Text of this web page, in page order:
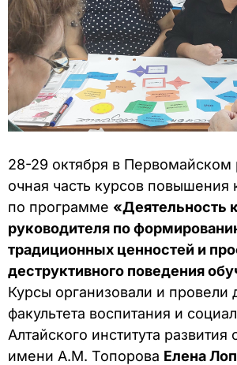
28-29 октября в
очная часть курсов повышения
по программе «Деятельность
руководителя по
традиционных ценностей и
деструктивного поведения
Курсы организовали и провели
факультета воспитания и
Алтайского института развития
имени А.М. Топорова Елена